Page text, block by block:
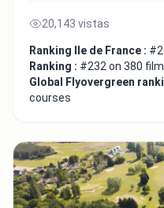
20,143 vistas
Ranking Ile de France :
Ranking : #232 on 380
Global Flyovergreen
courses